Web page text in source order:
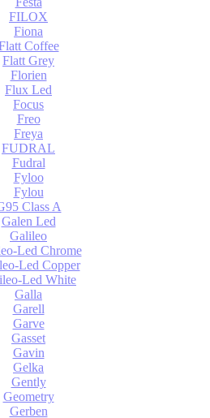
FILOX
Fiona
Coffee
Flatt Grey
Florien
Flux Led
Focus
Freo
Freya
FUDRAL
Fudral
Fyloo
Fylou
Class A
Galen Led
Galileo
Led Chrome
Led Copper
Led White
Galla
Garell
Garve
Gasset
Gavin
Gelka
Gently
Geometry
Gerben